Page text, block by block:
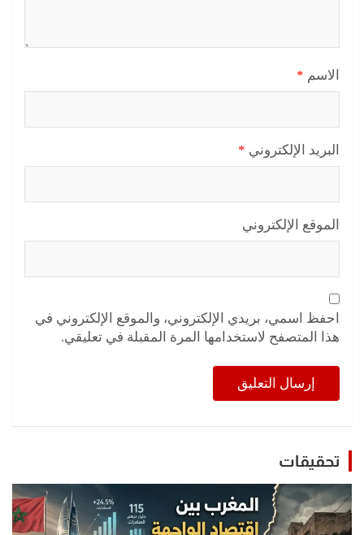
الاسم *
البريد الإلكتروني *
الموقع الإلكتروني
احفظ اسمي، بريدي الإلكتروني، والموقع الإلكتروني في
هذا المتصفح لاستخدامها المرة المقبلة في تعليقي.
تحقيقات